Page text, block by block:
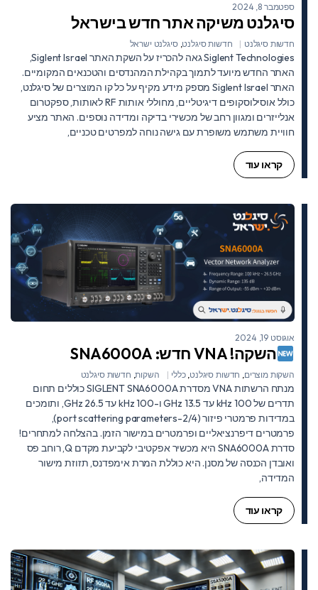
ספטמבר 8, 2024
סיגלנט משיקה אתר חדש בישראל
חדשות סיגלנט חדשות סיגלנט ,סיגלנט ישראל
Siglent Technologies גאה להכריז על השקת האתר Siglent Israel,
האתר החדש מיועד לתמוך בקהילת המהנדסים והטכנאים המקומיים.
האתר Siglent Israel מספק מידע מקיף על כל קו המוצרים של סיגלנט,
כולל אוסילוסקופים דיגיטליים, מחוללי אותות RF לאותות, ספקטרום
אנלייזרים ומגוון רחב של מכשירי בדיקה ומדידה נוספים. האתר מציע
חוויית משתמש משופרת עם גישה נוחה למפרטים טכניים,
קראו עוד
אוגוסט 19, 2024
השקה! VNA חדש: SNA6000A
השקות מוצרים, חדשות סיגלנט,כללי השקות, חדשות סיגלנט
מנתח הרשתות VNA מסדרת SIGLENT SNA6000A כוללים תחום
תדרים של 100 kHz עד 13.5 GHz ו-100 kHz עד 26.5 GHz, ותומכים
במדידות פרמטרי פיזור (2/4-port scattering parameters),
פרמטרים דיפרנציאליים ופרמטרים במישור הזמן. בהצלחה למתחרים!
סדרת SNA6000A היא מכשיר אפקטיבי לקביעת מקדם Q, רוחב פס
ואובדן הכנסה של מסנן. היא כוללת המרת אימפדנס, תזוזת מישור
המדידה,
קראו עוד